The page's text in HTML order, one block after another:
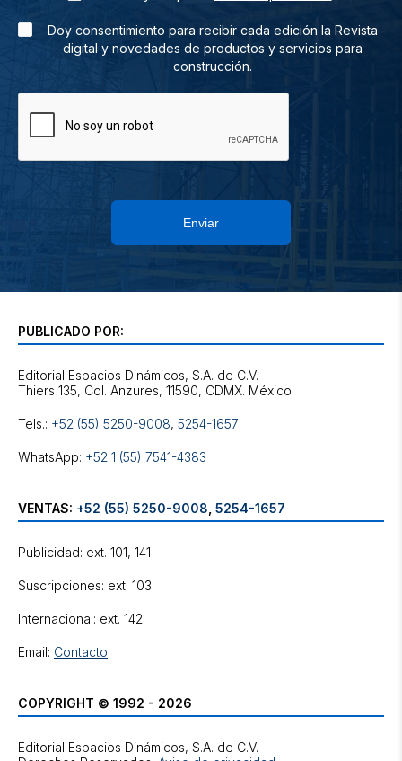
Doy consentimiento para recibir cada edición la Revista
digital y novedades de productos y servicios para
construcción.
Enviar
PUBLICADO POR:
Editorial Espacios Dinámicos, S.A. de C.V.
Tels.: +52 (55) 5250-9008, 5254-1657
WhatsApp: +52 1 (55) 7541-4383
VENTAS: +52 (55) 5250-9008 5254-1657
Publicidad: ext. 101, 141
Suscripciones: ext. 103
Internacional: ext. 142
Email: Contacto
COPYRIGHT © 1992 - 2026
Editorial Espacios Dinámicos, S.A. de C.V.